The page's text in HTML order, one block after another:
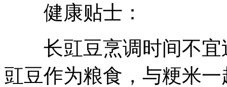
健康贴士：
长豇豆烹调时间不宜
豇豆作为粮食，与粳米